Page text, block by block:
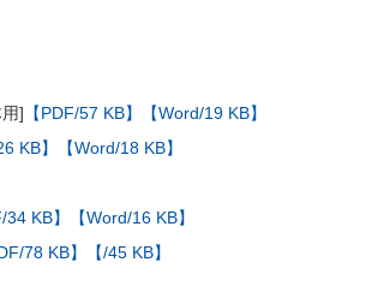
] 【PDF/57 KB】
【Word/19 KB】
KB】
【Word/18 KB】
34 KB】
【Word/16 KB】
78 KB】
【/45 KB】